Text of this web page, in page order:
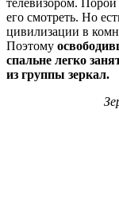
телевизором.
его смотреть. Но
цивилизации в
Поэтому
спальне легко
из группы зеркал.